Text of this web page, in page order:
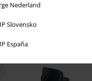
Nederland
Slovensko
España
Tactical